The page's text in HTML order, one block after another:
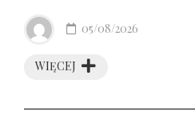
WIĘCEJ
05/08/2026